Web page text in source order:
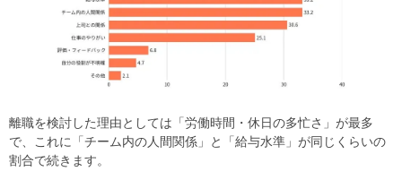
離職を検討した理由としては「労働時間・休日の多忙さ」が最多
で、これに「チーム内の人間関係」と「給与水準」が同じくらいの
割合で続きます。